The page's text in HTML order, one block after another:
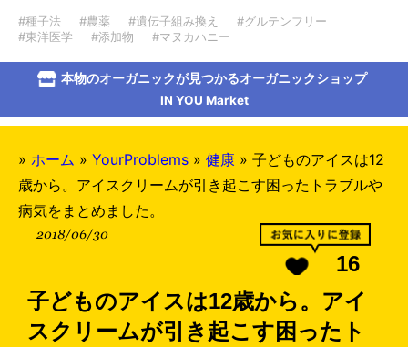
#種子法 #農薬 #遺伝子組み換え
#グルテンフリー
#東洋医学
#添加物 #マヌカハニー
本物のオーガニックが見つかるオーガニックショップ
IN YOU Market
» ホーム » YourProblems » 健康 » 子どものアイスは12
歳から。アイスクリームが引き起こす困ったトラブルや
病気をまとめました。
2018/06/30
16
子どものアイスは12歳から。アイ
スクリームが引き起こす困ったト